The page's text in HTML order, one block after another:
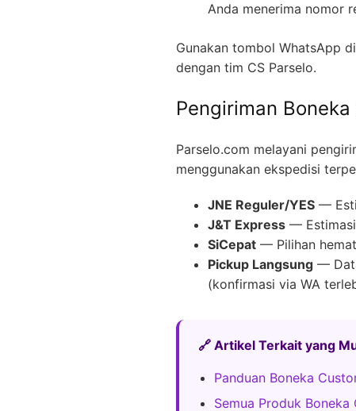
Anda menerima nomor
Gunakan tombol WhatsApp
dengan tim CS Parselo.
Pengiriman
Parselo.com melayani
menggunakan ekspedisi
JNE Reguler/YES —
J&T Express —
SiCepat — Pilihan
Pickup Langsung —
(konfirmasi via WA
🔗 Artikel Terkait yang
Panduan Boneka
Semua Produk Boneka